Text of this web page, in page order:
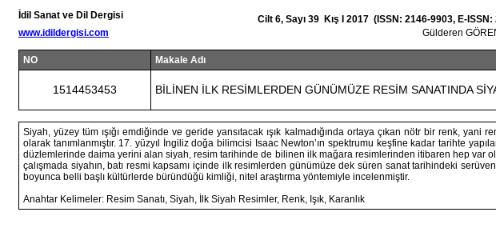
İdil Sanat ve Dil Dergisi
www.idildergisi.com
Cilt 6, Sayı 39 Kış I 2017 (ISSN: 2146-9903, E-
Gülderen
NO Makale Adı
1514453453 BİLİNEN İLK RESİMLERDEN GÜNÜMÜZE RESİM SANATINDA
Siyah, yüzey tüm ışığı emdiğinde ve geride yansıtacak ışık kalmadığında ortaya çıkan nötr bir renk, yani
olarak tanımlanmıştır. 17. yüzyıl İngiliz doğa bilimcisi Isaac Newton’ın spektrumu keşfine kadar tarihte
düzlemlerinde daima yerini alan siyah, resim tarihinde de bilinen ilk mağara resimlerinden itibaren hep var
çalışmada siyahın, batı resmi kapsamı içinde ilk resimlerden günümüze dek süren sanat tarihindeki
boyunca belli başlı kültürlerde büründüğü kimliği, nitel araştırma yöntemiyle incelenmiştir.
Anahtar Kelimeler: Resim Sanatı, Siyah, İlk Siyah Resimler, Renk, Işık, Karanlık